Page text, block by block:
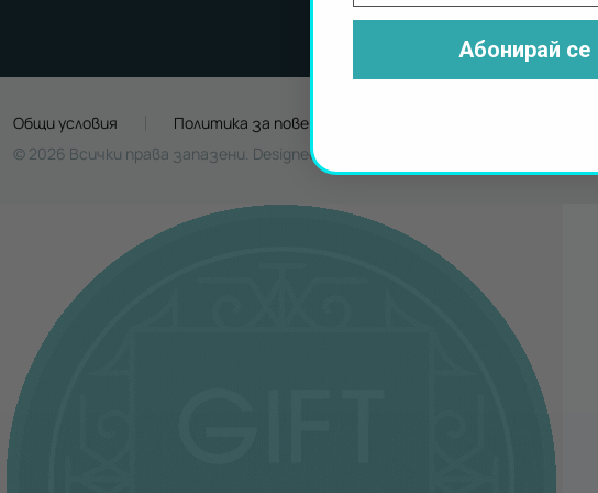
Общи условия Политика за поверителност
© 2026 Всички права запазени. Designed by
Абонирай се